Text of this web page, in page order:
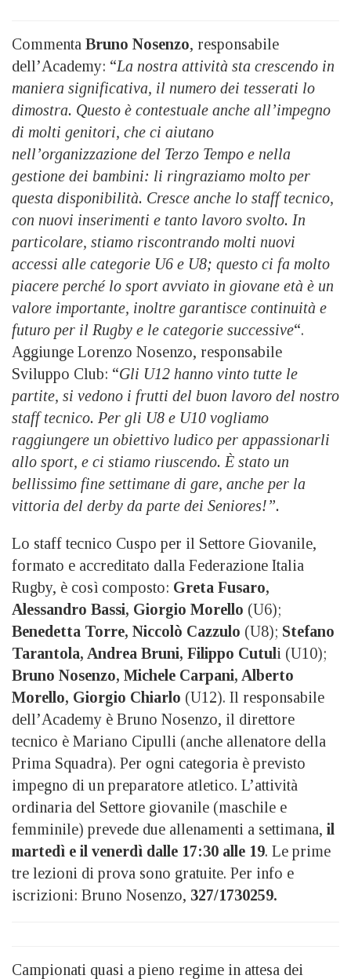
Commenta Bruno Nosenzo, responsabile
dell’Academy: “La nostra attività sta crescendo in
maniera significativa, il numero dei tesserati lo
dimostra. Questo è contestuale anche all’impegno
di molti genitori, che ci aiutano
nell’organizzazione del Terzo Tempo e nella
gestione dei bambini: li ringraziamo molto per
questa disponibilità. Cresce anche lo staff tecnico,
con nuovi inserimenti e tanto lavoro svolto. In
particolare, stiamo riscontrando molti nuovi
accessi alle categorie U6 e U8; questo ci fa molto
piacere perché lo sport avviato in giovane età è un
valore importante, inoltre garantisce continuità e
futuro per il Rugby e le categorie successive“.
Aggiunge Lorenzo Nosenzo, responsabile
Sviluppo Club: “Gli U12 hanno vinto tutte le
partite, si vedono i frutti del buon lavoro del nostro
staff tecnico. Per gli U8 e U10 vogliamo
raggiungere un obiettivo ludico per appassionarli
allo sport, e ci stiamo riuscendo. È stato un
bellissimo fine settimane di gare, anche per la
vittoria del derby da parte dei Seniores!”.
Lo staff tecnico Cuspo per il Settore Giovanile,
formato e accreditato dalla Federazione Italia
Rugby, è così composto: Greta Fusaro,
Alessandro Bassi, Giorgio Morello (U6);
Benedetta Torre, Niccolò Cazzulo (U8); Stefano
Tarantola, Andrea Bruni, Filippo Cutul i (U10);
Bruno Nosenzo, Michele Carpani, Alberto
Morello, Giorgio Chiarlo (U12). Il responsabile
dell’Academy è Bruno Nosenzo, il direttore
tecnico è Mariano Cipulli (anche allenatore della
Prima Squadra). Per ogni categoria è previsto
impegno di un preparatore atletico. L’attività
ordinaria del Settore giovanile (maschile e
femminile) prevede due allenamenti a settimana, il
martedì e il venerdì dalle 17:30 alle 19. Le prime
tre lezioni di prova sono gratuite. Per info e
iscrizioni: Bruno Nosenzo, 327/1730259.
Campionati quasi a pieno regime in attesa dei